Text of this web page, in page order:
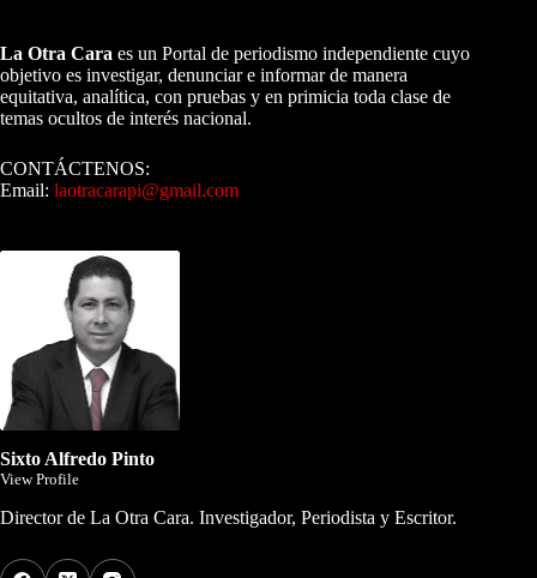
La Otra Cara es un Portal de periodismo independiente cuyo
objetivo es investigar, denunciar e informar de manera
equitativa, analítica, con pruebas y en primicia toda clase de
temas ocultos de interés nacional.
CONTÁCTENOS:
Email: laotracarapi@gmail.com
Sixto Alfredo Pinto
View Profile
Director de La Otra Cara. Investigador, Periodista y Escritor.